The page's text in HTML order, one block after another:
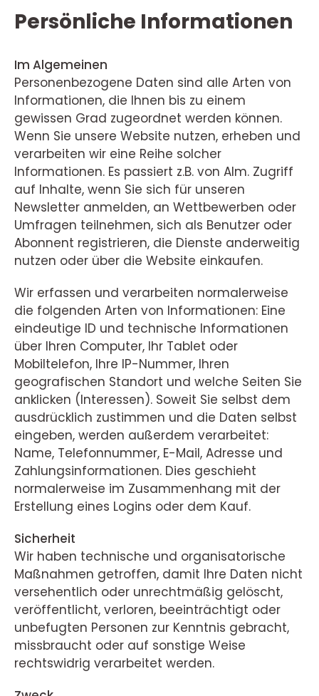
Persönliche Informationen
Im Algemeinen
Personenbezogene Daten sind alle Arten von
Informationen, die Ihnen bis zu einem
gewissen Grad zugeordnet werden können.
Wenn Sie unsere Website nutzen, erheben und
verarbeiten wir eine Reihe solcher
Informationen. Es passiert z.B. von Alm. Zugriff
auf Inhalte, wenn Sie sich für unseren
Newsletter anmelden, an Wettbewerben oder
Umfragen teilnehmen, sich als Benutzer oder
Abonnent registrieren, die Dienste anderweitig
nutzen oder über die Website einkaufen.
Wir erfassen und verarbeiten normalerweise
die folgenden Arten von Informationen: Eine
eindeutige ID und technische Informationen
über Ihren Computer, Ihr Tablet oder
Mobiltelefon, Ihre IP-Nummer, Ihren
geografischen Standort und welche Seiten Sie
anklicken (Interessen). Soweit Sie selbst dem
ausdrücklich zustimmen und die Daten selbst
eingeben, werden außerdem verarbeitet:
Name, Telefonnummer, E-Mail, Adresse und
Zahlungsinformationen. Dies geschieht
normalerweise im Zusammenhang mit der
Erstellung eines Logins oder dem Kauf.
Sicherheit
Wir haben technische und organisatorische
Maßnahmen getroffen, damit Ihre Daten nicht
versehentlich oder unrechtmäßig gelöscht,
veröffentlicht, verloren, beeinträchtigt oder
unbefugten Personen zur Kenntnis gebracht,
missbraucht oder auf sonstige Weise
rechtswidrig verarbeitet werden.